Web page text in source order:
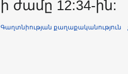
ի ժամը 12:34-ին:
Գաղտնիության քաղաքականություն